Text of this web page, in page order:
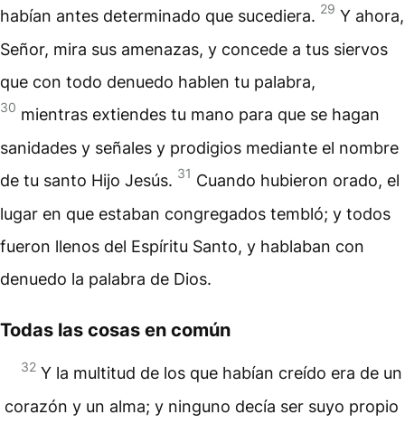
habían antes determinado que sucediera. 29 Y ahora,
Señor, mira sus amenazas, y concede a tus siervos
que con todo denuedo hablen tu palabra,
30 mientras extiendes tu mano para que se hagan
sanidades y señales y prodigios mediante el nombre
de tu santo Hijo Jesús. 31 Cuando hubieron orado, el
lugar en que estaban congregados tembló; y todos
fueron llenos del Espíritu Santo, y hablaban con
denuedo la palabra de Dios.
Todas las cosas en común
32 Y la multitud de los que habían creído era de un
corazón y un alma; y ninguno decía ser suyo propio